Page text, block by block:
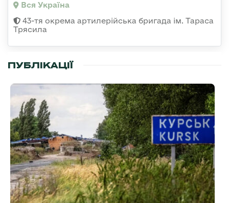
Вся Україна
43-тя окрема артилерійська бригада ім. Тараса
Трясила
ПУБЛІКАЦІЇ